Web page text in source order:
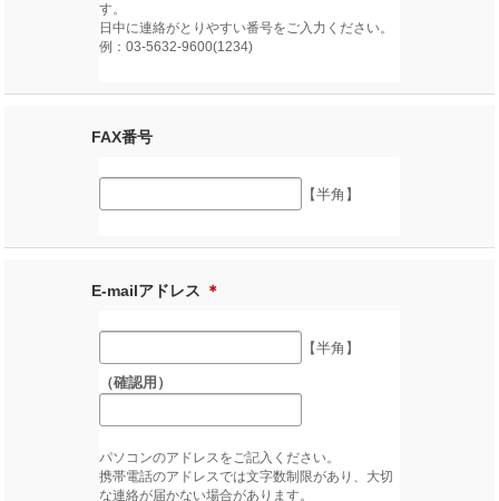
す。
日中に連絡がとりやすい番号をご入力ください。
例：03-5632-9600(1234)
FAX番号
【半角】
E-mailアドレス ＊
【半角】
（確認用）
パソコンのアドレスをご記入ください。
携帯電話のアドレスでは文字数制限があり、大切
な連絡が届かない場合があります。